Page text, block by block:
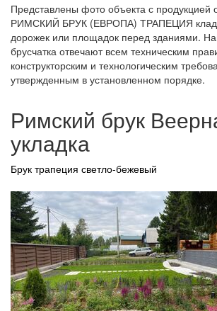
Представлены фото объекта с продукцией
РИМСКИЙ БРУК (ЕВРОПА) ТРАПЕЦИЯ
дорожек или площадок перед зданиями.
брусчатка отвечают всем техническим
конструкторским и технологическим
утвержденным в установленном порядке.
Римский брук
укладка
Брук трапеция светло-бежевый